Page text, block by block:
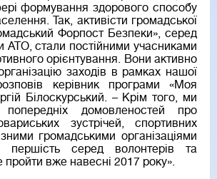
формування здорового способу
Так, активісти громадської
Форпост Безпеки», серед
АТО, стали постійними учасниками
орієнтування. Вони активно
заходів в рамках нашої
керівник програми «Моя
Білоскурський. – Крім того, ми
домовленостей про
зустрічей, спортивних
громадськими організаціями
першість серед волонтерів та
пройти вже навесні 2017 року».